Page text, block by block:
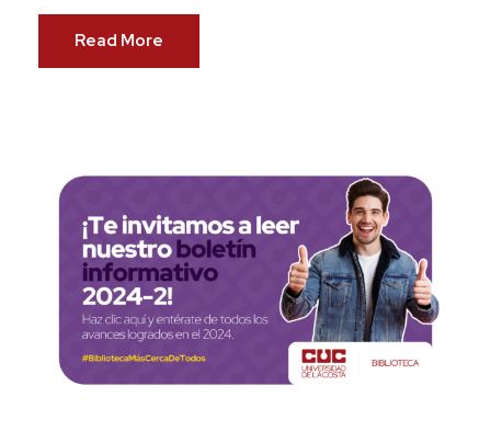
Read More